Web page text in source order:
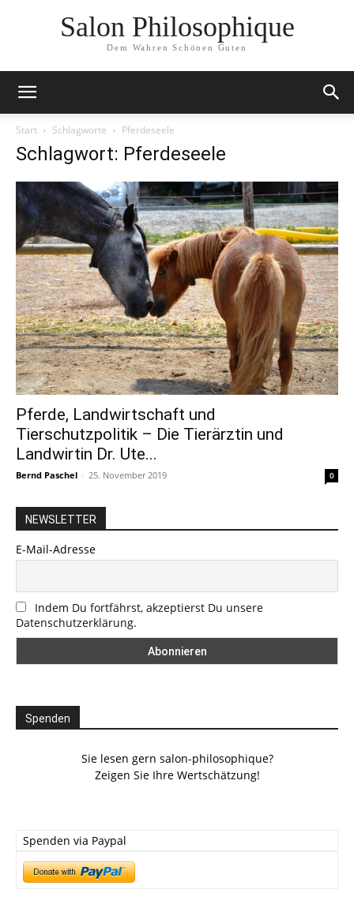
Salon Philosophique
Dem Wahren Schönen Guten
Start Schlagworte Pferdeseele
Schlagwort: Pferdeseele
Pferde, Landwirtschaft und
Tierschutzpolitik – Die Tierärztin und
Landwirtin Dr. Ute...
Bernd Paschel - 25. November 2019 0
NEWSLETTER
E-Mail-Adresse
Indem Du fortfährst, akzeptierst Du unsere
Datenschutzerklärung.
Spenden
Sie lesen gern salon-philosophique?
Zeigen Sie Ihre Wertschätzung!
Spenden via Paypal